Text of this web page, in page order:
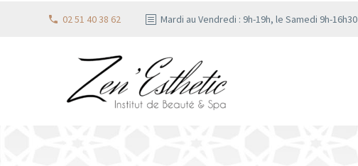
02 51 40 38 62 Mardi au Vendredi : 9h-19h, le Samedi 9h-16h30